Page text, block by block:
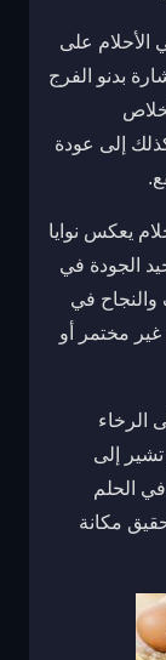
الأحلام على
بدنو الفرج
إلى عودة
يعكس نوايا
الجودة في
والنجاح في
مختمر أو
الرخاء
تشير إلى
الحلم
مكانة